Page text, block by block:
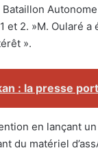
et 2. »M. Oularé
».
: la presse
en lançant
du matériel